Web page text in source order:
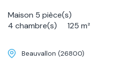
Maison 5 pièce(s)
4 chambre(s)
125 m²
Beauvallon (26800)